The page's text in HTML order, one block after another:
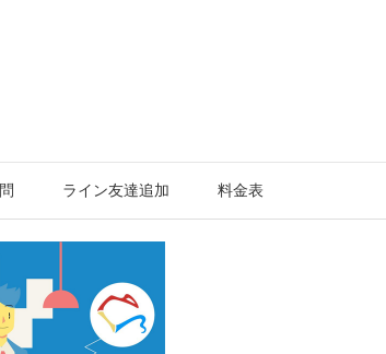
ライン友達追加 料金表